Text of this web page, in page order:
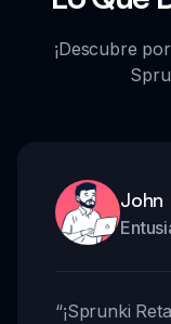
¡Descubre
John
“¡Sprunki